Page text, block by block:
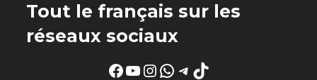
Tout le français sur les
réseaux sociaux
Facebook
YouTube
Instagram
WhatsApp
Telegram
TikTok